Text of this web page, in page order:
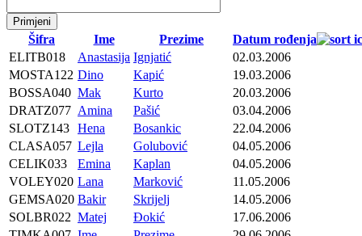
Šifra Ime Prezime
Datum rođenja
ELITB018
Anastasija Ignjatić
02.03.2006
MOSTA122 Dino Kapić
19.03.2006
BOSSA040 Mak Kurto
20.03.2006
DRATZ077 Amina Pašić
03.04.2006
SLOTZ143 Hena Bosankic
22.04.2006
CLASA057 Lejla Golubović
04.05.2006
CELIK033
Emina Kaplan
04.05.2006
VOLEY020 Lana Marković
11.05.2006
GEMSA020 Bakir Skrijelj
14.05.2006
SOLBR022 Matej Đokić
17.06.2006